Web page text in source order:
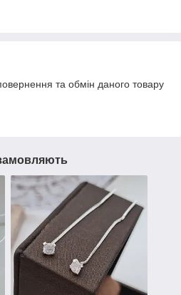
та обмін даного товару